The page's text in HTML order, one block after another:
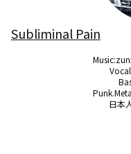
Subliminal Pain
日本